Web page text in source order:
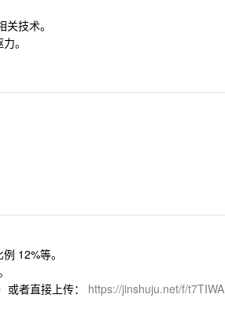
技术。
。
12%等。
或者直接上传： https://jinshuju.net/f/t7TIWA